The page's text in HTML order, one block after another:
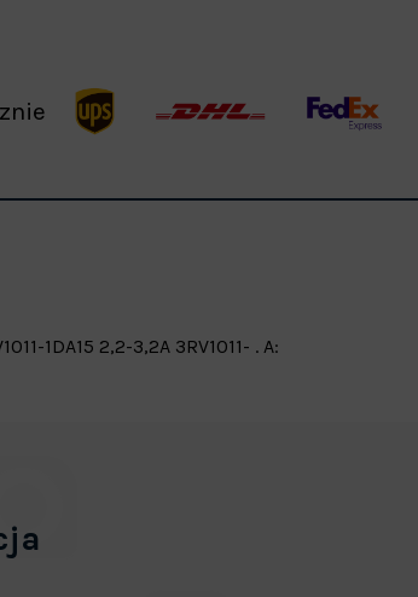
1DA15 2,2-3,2A 3RV1011- . A: